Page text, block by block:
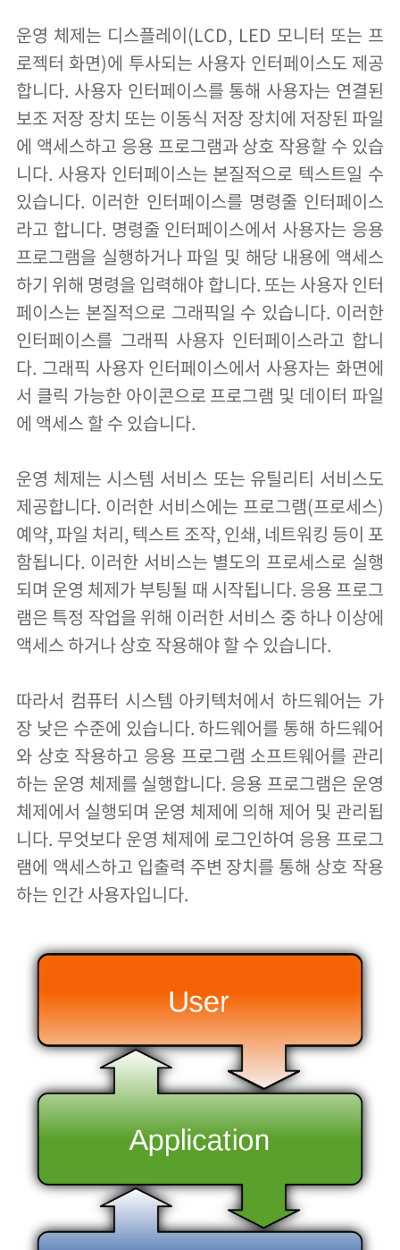
운영 체제는 디스플레이(LCD, LED 모니터 또는 프
로젝터 화면)에 투사되는 사용자 인터페이스도 제공
합니다. 사용자 인터페이스를 통해 사용자는 연결된
보조 저장 장치 또는 이동식 저장 장치에 저장된 파일
에 액세스하고 응용 프로그램과 상호 작용할 수 있습
니다. 사용자 인터페이스는 본질적으로 텍스트일 수
있습니다. 이러한 인터페이스를 명령줄 인터페이스
라고 합니다. 명령줄 인터페이스에서 사용자는 응용
프로그램을 실행하거나 파일 및 해당 내용에 액세스
하기 위해 명령을 입력해야 합니다. 또는 사용자 인터
페이스는 본질적으로 그래픽일 수 있습니다. 이러한
인터페이스를 그래픽 사용자 인터페이스라고 합니
다. 그래픽 사용자 인터페이스에서 사용자는 화면에
서 클릭 가능한 아이콘으로 프로그램 및 데이터 파일
에 액세스 할 수 있습니다.
운영 체제는 시스템 서비스 또는 유틸리티 서비스도
제공합니다. 이러한 서비스에는 프로그램(프로세스)
예약, 파일 처리, 텍스트 조작, 인쇄, 네트워킹 등이 포
함됩니다. 이러한 서비스는 별도의 프로세스로 실행
되며 운영 체제가 부팅될 때 시작됩니다. 응용 프로그
램은 특정 작업을 위해 이러한 서비스 중 하나 이상에
액세스 하거나 상호 작용해야 할 수 있습니다.
따라서 컴퓨터 시스템 아키텍처에서 하드웨어는 가
장 낮은 수준에 있습니다. 하드웨어를 통해 하드웨어
와 상호 작용하고 응용 프로그램 소프트웨어를 관리
하는 운영 체제를 실행합니다. 응용 프로그램은 운영
체제에서 실행되며 운영 체제에 의해 제어 및 관리됩
니다. 무엇보다 운영 체제에 로그인하여 응용 프로그
램에 액세스하고 입출력 주변 장치를 통해 상호 작용
하는 인간 사용자입니다.